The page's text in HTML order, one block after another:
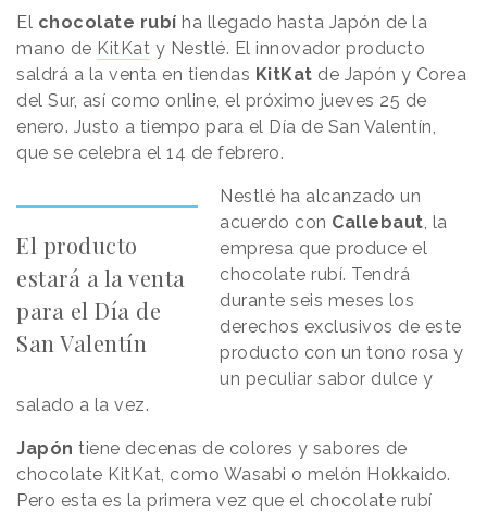
El chocolate rubí ha llegado hasta Japón de la
mano de KitKat y Nestlé. El innovador producto
saldrá a la venta en tiendas KitKat de Japón y Corea
del Sur, así como online, el próximo jueves 25 de
enero. Justo a tiempo para el Día de San Valentín,
que se celebra el 14 de febrero.
El producto
estará a la venta
para el Día de
San Valentín
Nestlé ha alcanzado un
acuerdo con Callebaut, la
empresa que produce el
chocolate rubí. Tendrá
durante seis meses los
derechos exclusivos de este
producto con un tono rosa y
un peculiar sabor dulce y
salado a la vez.
Japón tiene decenas de colores y sabores de
chocolate KitKat, como Wasabi o melón Hokkaido.
Pero esta es la primera vez que el chocolate rubí